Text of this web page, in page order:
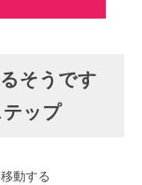
そうです
ップ
動する